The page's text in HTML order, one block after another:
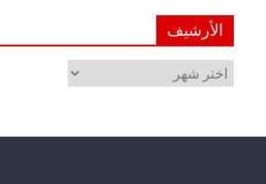
الأرشيف
الأرشيف